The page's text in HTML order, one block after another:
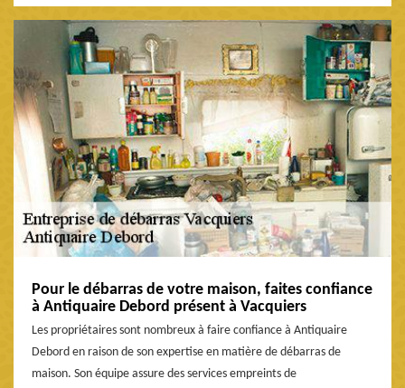
Pour le débarras de votre maison, faites confiance
à Antiquaire Debord présent à Vacquiers
Les propriétaires sont nombreux à faire confiance à Antiquaire
Debord en raison de son expertise en matière de débarras de
maison. Son équipe assure des services empreints de